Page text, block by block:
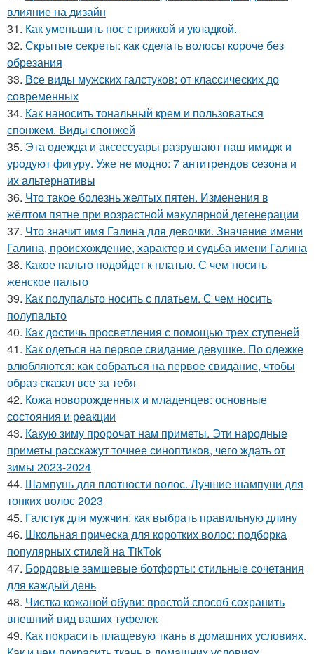
влияние на дизайн
31. Как уменьшить нос стрижкой и укладкой.
32. Скрытые секреты: как сделать волосы короче без
обрезания
33. Все виды мужских галстуков: от классических до
современных
34. Как наносить тональный крем и пользоваться
спонжем. Виды спонжей
35. Эта одежда и аксессуары разрушают наш имидж и
уродуют фигуру. Уже не модно: 7 антитрендов сезона и
их альтернативы
36. Что такое болезнь желтых пятен. Изменения в
жёлтом пятне при возрастной макулярной дегенерации
37. Что значит имя Галина для девочки. Значение имени
Галина, происхождение, характер и судьба имени Галина
38. Какое пальто подойдет к платью. С чем носить
женское пальто
39. Как полупальто носить с платьем. С чем носить
полупальто
40. Как достичь просветления с помощью трех ступеней
41. Как одеться на первое свидание девушке. По одежке
влюбляются: как собраться на первое свидание, чтобы
образ сказал все за тебя
42. Кожа новорожденных и младенцев: основные
состояния и реакции
43. Какую зиму пророчат нам приметы. Эти народные
приметы расскажут точнее синоптиков, чего ждать от
зимы 2023-2024
44. Шампунь для плотности волос. Лучшие шампуни для
тонких волос 2023
45. Галстук для мужчин: как выбрать правильную длину
46. Школьная прическа для коротких волос: подборка
популярных стилей на TikTok
47. Бордовые замшевые ботфорты: стильные сочетания
для каждый день
48. Чистка кожаной обуви: простой способ сохранить
внешний вид ваших туфелек
49. Как покрасить плащевую ткань в домашних условиях.